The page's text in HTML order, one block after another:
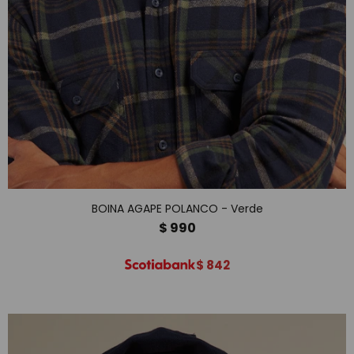
BOINA AGAPE POLANCO - Verde
$ 990
$ 842